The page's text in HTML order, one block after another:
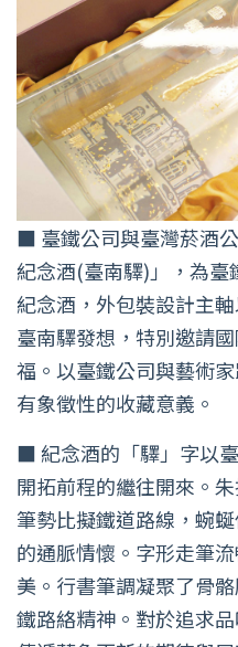
■ 臺鐵公司與臺灣菸酒
紀念酒(臺南驛)」，為
紀念酒，外包裝設計主
臺南驛發想，特別邀請
福。以臺鐵公司與藝術
有象徵性的收藏意義。
■ 紀念酒的「驛」字以
開拓前程的繼往開來。
筆勢比擬鐵道路線，蜿
的通脈情懷。字形走筆
美。行書筆調凝聚了骨
鐵路絡精神。對於追求